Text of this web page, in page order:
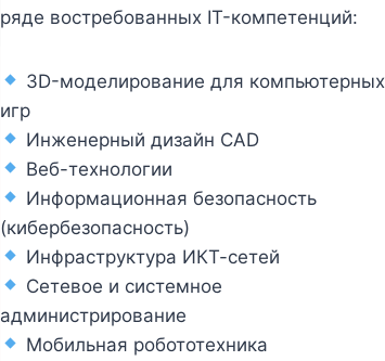
ряде востребованных IT-компетенций:
3D-моделирование для компьютерных
игр
Инженерный дизайн CAD
Веб-технологии
Информационная безопасность
(кибербезопасность)
Инфраструктура ИКТ-сетей
Сетевое и системное
администрирование
Мобильная робототехника